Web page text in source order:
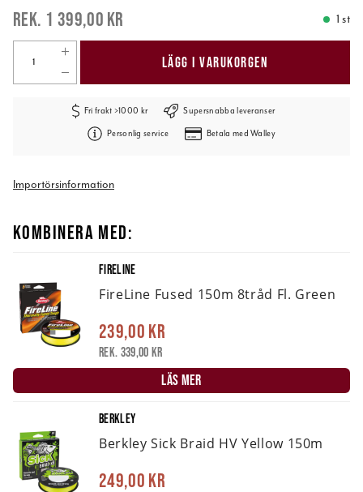
1 399,00 kr 1 st
LÄGG I VARUKORGEN
Fri frakt >1000 kr Supersnabba leveranser
Personlig service Betala med Walley
Importörsinformation
KOMBINERA MED:
FIRELINE
FireLine Fused 150m 8tråd Fl. Green
239,00 kr
Rek. 339,00 kr
LÄS MER
BERKLEY
Berkley Sick Braid HV Yellow 150m
249,00 kr